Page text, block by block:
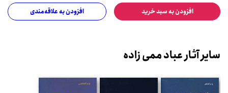
افزودن به سبد خرید افزودن به علاقه‌مندی
سایر آثار عباد ممی زاده